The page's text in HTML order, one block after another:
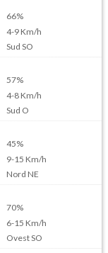
66%
4-9Km/h
Sud SO
57%
4-8Km/h
Sud O
45%
9-15 Km/h
Nord NE
70%
6-15 Km/h
Ovest SO